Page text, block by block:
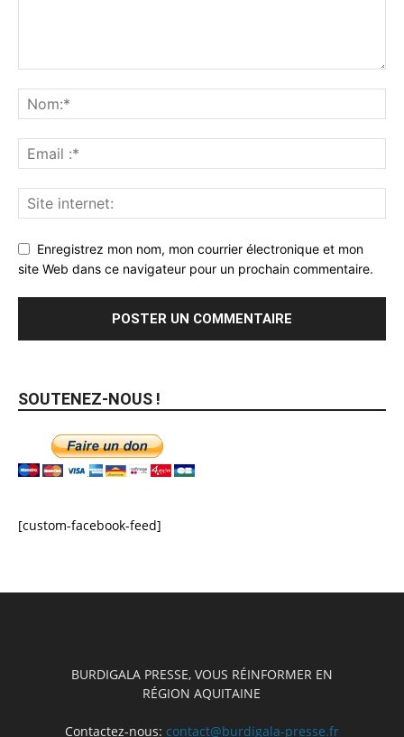
Enregistrez mon nom, mon courrier électronique et mon
site Web dans ce navigateur pour un prochain commentaire.
SOUTENEZ-NOUS !
[custom-facebook-feed]
BURDIGALA PRESSE, VOUS RÉINFORMER EN
RÉGION AQUITAINE
Contactez-nous: contact@burdigala-presse.fr